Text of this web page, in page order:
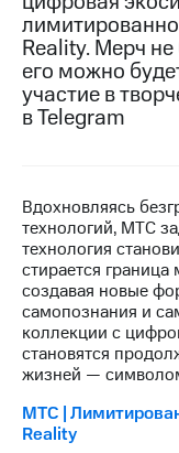
Медиа-центр
Пресс-
релизы
МТС
Интервью
отчетность
Контакты
Новости
регионе
Reality. Мерч
его можно
участие в
в Telegram
Вдохновляясь
технологий, МТС
технология
стирается
создавая новые
самопознания и
коллекции с
становятся
жизней —
МТС |
Reality